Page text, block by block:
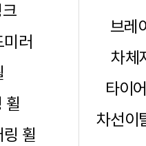
미러
휠
휠
브레
차체
타이
차선이